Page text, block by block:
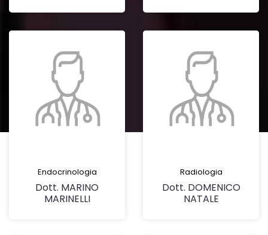
Endocrinologia
Dott. MARINO
MARINELLI
Radiologia
Dott. DOMENICO
NATALE